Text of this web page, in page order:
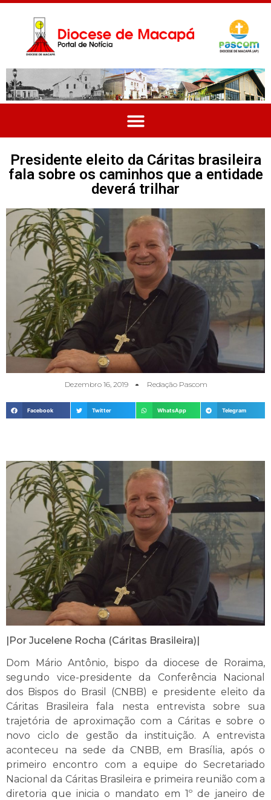
Presidente eleito da Cáritas brasileira
fala sobre os caminhos que a entidade
deverá trilhar
Dezembro 16, 2019 Redação Pascom
Facebook Twitter WhatsApp Telegram
|Por Jucelene Rocha (Cáritas Brasileira)|
Dom Mário Antônio, bispo da diocese de Roraima,
segundo vice-presidente da Conferência Nacional
dos Bispos do Brasil (CNBB) e presidente eleito da
Cáritas Brasileira fala nesta entrevista sobre sua
trajetória de aproximação com a Cáritas e sobre o
novo ciclo de gestão da instituição. A entrevista
aconteceu na sede da CNBB, em Brasília, após o
primeiro encontro com a equipe do Secretariado
Nacional da Cáritas Brasileira e primeira reunião com a
diretoria que inicia o mandato em 1º de janeiro de